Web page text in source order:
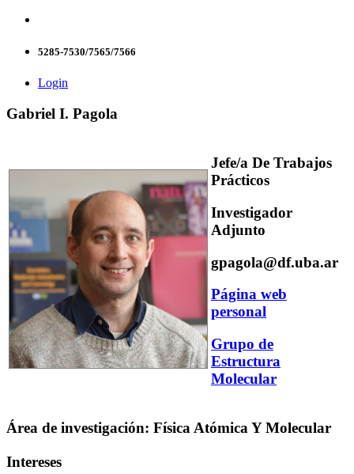
5285-7530/7565/7566
Login
Gabriel I. Pagola
Jefe/a De Trabajos
Prácticos
Investigador
Adjunto
gpagola@df.uba.ar
Página web
personal
Grupo de
Estructura
Molecular
Área de investigación: Física Atómica Y Molecular
Intereses